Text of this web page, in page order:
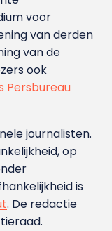
voor
van derden
van de
ook
Persbureau
journalisten.
op
is
. De redactie